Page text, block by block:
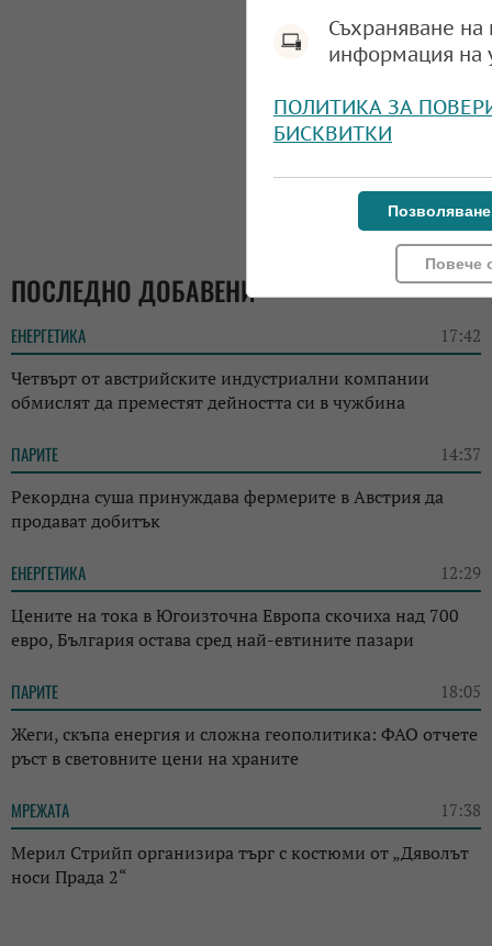
ПОСЛЕДНО ДОБАВЕНИ
ЕНЕРГЕТИКА 17:42
Четвърт от австрийските индустриални компании
обмислят да преместят дейността си в чужбина
ПАРИТЕ 14:37
Рекордна суша принуждава фермерите в Австрия да
продават добитък
ЕНЕРГЕТИКА 12:29
Цените на тока в Югоизточна Европа скочиха над 700
евро, България остава сред най-евтините пазари
ПАРИТЕ 18:05
Жеги, скъпа енергия и сложна геополитика: ФАО отчете
ръст в световните цени на храните
МРЕЖАТА 17:38
Мерил Стрийп организира търг с костюми от „Дяволът
носи Прада 2“
Съхраняване
информация на
ПОЛИТИКА ЗА
БИСКВИТКИ
Повече